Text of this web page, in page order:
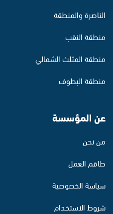
الناصرة والمنطقة
منطقة النقب
منطقة المثلث الشمالي
منطقة البطوف
عن المؤسسة
من نحن
طاقم العمل
سياسة الخصوصية
شروط الاستخدام